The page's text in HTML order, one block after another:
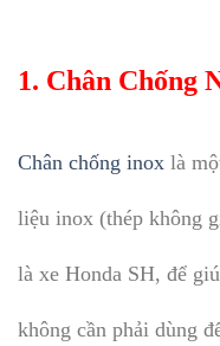
1. Chân Chống
Chân chống inox là
liệu inox (thép không
là xe Honda SH, để
không cần phải dùng